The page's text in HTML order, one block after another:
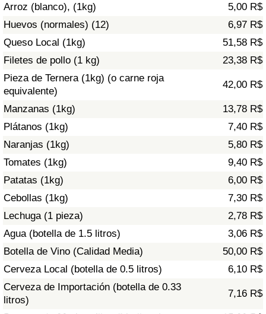
Arroz (blanco), (1kg)
5,00 R$
Huevos (normales) (12)
6,97 R$
Queso Local (1kg)
51,58 R$
Filetes de pollo (1 kg)
23,38 R$
Pieza de Ternera (1kg) (o carne roja
equivalente)
42,00 R$
Manzanas (1kg)
13,78 R$
Plátanos (1kg)
7,40 R$
Naranjas (1kg)
5,80 R$
Tomates (1kg)
9,40 R$
Patatas (1kg)
6,00 R$
Cebollas (1kg)
7,30 R$
Lechuga (1 pieza)
2,78 R$
Agua (botella de 1.5 litros)
3,06 R$
Botella de Vino (Calidad Media)
50,00 R$
Cerveza Local (botella de 0.5 litros)
6,10 R$
Cerveza de Importación (botella de 0.33
litros)
7,16 R$
Índice de Sanidad
Índice de Sanidad por País
Contaminación
Índice de Contaminación (Actual)
Índice de contaminación
Índice de Contaminación por País
Tráfico
Índice de Tráfico
Índice de Tráfico (Actual)
Índice de Tráfico por País